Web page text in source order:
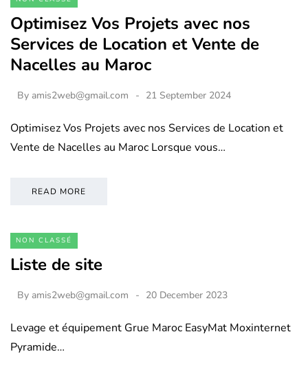
Optimisez Vos Projets avec nos
Services de Location et Vente de
Nacelles au Maroc
By amis2web@gmail.com 21 September 2024
Optimisez Vos Projets avec nos Services de Location et
Vente de Nacelles au Maroc Lorsque vous…
READ MORE
NON CLASSÉ
Liste de site
By amis2web@gmail.com 20 December 2023
Levage et équipement Grue Maroc EasyMat Moxinternet
Pyramide…